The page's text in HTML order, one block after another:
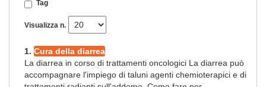
Tag
Visualizza n.
1. Cura della diarrea
La diarrea in corso di trattamenti oncologici La diarrea può
accompagnare l'impiego di taluni agenti chemioterapici e di